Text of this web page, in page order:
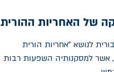
של האחריות ההורית
הציבורית לנושא "אחריות הורית
אשר למסקנותיה השפעות רבות